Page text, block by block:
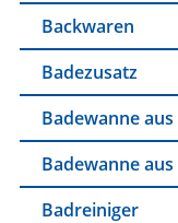
Backwaren
Badezusatz
Badewanne
Badewanne
Badreiniger